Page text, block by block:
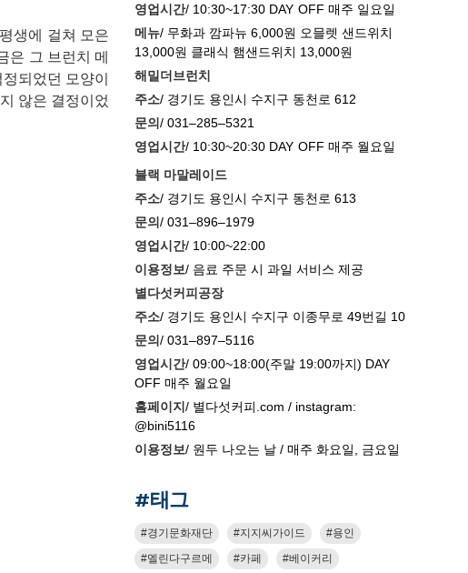
생에 걸쳐 모은
은 그 브런치 메
되었던 모양이
않은 결정이었
영업시간/ 10:30~17:30 DAY OFF 매주 일요일
메뉴/ 무화과 깜파뉴 6,000원 오믈렛 샌드위치
13,000원 클래식 햄샌드위치 13,000원
해밀더브런치
주소/ 경기도 용인시 수지구 동천로 612
문의/ 031–285–5321
영업시간/ 10:30~20:30 DAY OFF 매주 월요일
블랙 마말레이드
주소/ 경기도 용인시 수지구 동천로 613
문의/ 031–896–1979
영업시간/ 10:00~22:00
이용정보/ 음료 주문 시 과일 서비스 제공
별다섯커피공장
주소/ 경기도 용인시 수지구 이종무로 49번길 10
문의/ 031–897–5116
영업시간/ 09:00~18:00(주말 19:00까지) DAY
OFF 매주 월요일
홈페이지/ 별다섯커피.com / instagram:
@bini5116
이용정보/ 원두 나오는 날 / 매주 화요일, 금요일
#태그
경기문화재단 지지씨가이드
용인
멜린다구르메
카페 베이커리